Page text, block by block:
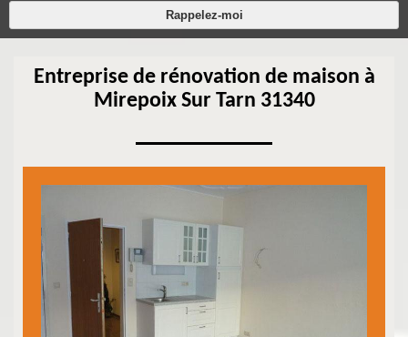
Entreprise de rénovation de maison à
Mirepoix Sur Tarn 31340